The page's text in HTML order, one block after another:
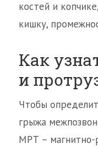
костей и
кишку,
Как
и
Чтобы
грыжа
МРТ – магнитно-